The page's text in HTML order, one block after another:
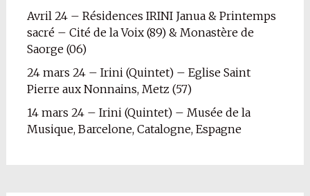
Avril 24 – Résidences IRINI Janua & Printemps
sacré – Cité de la Voix (89) & Monastère de
Saorge (06)
24 mars 24 – Irini (Quintet) – Eglise Saint
Pierre aux Nonnains, Metz (57)
14 mars 24 – Irini (Quintet) – Musée de la
Musique, Barcelone, Catalogne, Espagne